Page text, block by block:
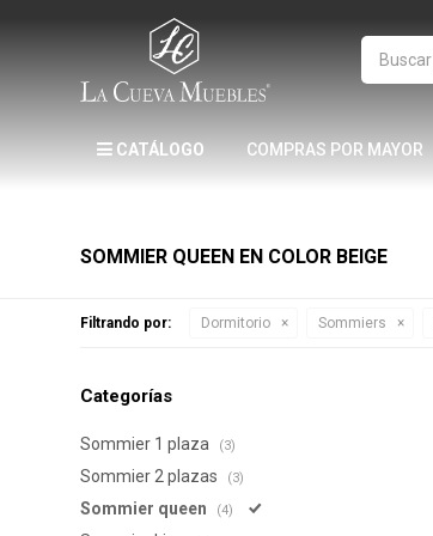
CATÁLOGO COMPRAS POR MAYOR
SOMMIER QUEEN EN COLOR BEIGE
Filtrando por: Dormitorio Sommiers
Categorías
Sommier 1 plaza (3)
Sommier 2 plazas (3)
Sommier queen (4)